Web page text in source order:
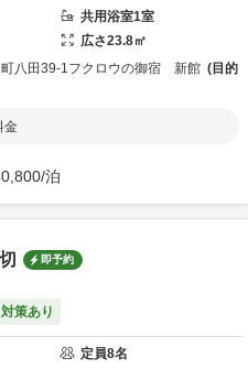
共用浴室1室
広さ23.8㎡
八田39-1フクロウの御宿 新館
目的
金
/泊
即予約
策あり
定員8名